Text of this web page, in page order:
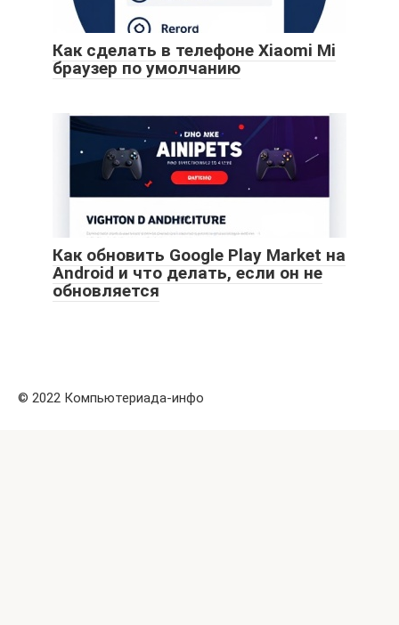
Как сделать в телефоне Xiaomi Mi
браузер по умолчанию
Как обновить Google Play Market на
Android и что делать, если он не
обновляется
© 2022 Компьютериада-инфо